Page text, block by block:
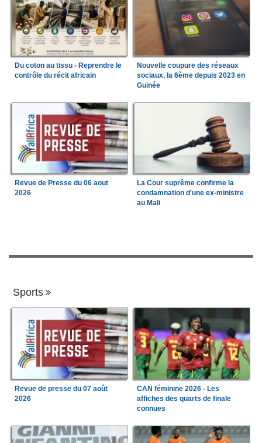
Du coton au tissu - Reprendre le
contrôle du récit africain
Nouvelle coupure des réseaux
sociaux, la 6ème depuis 2023 en
Guinée
Revue de Presse du 06 aout
2026
La Cour suprême confirme la
condamnation d'une ex-ministre
au Mali
Sports
Revue de presse du 07 août
2026
CAN féminine 2026 - Les
affiches des quarts de finale
connues